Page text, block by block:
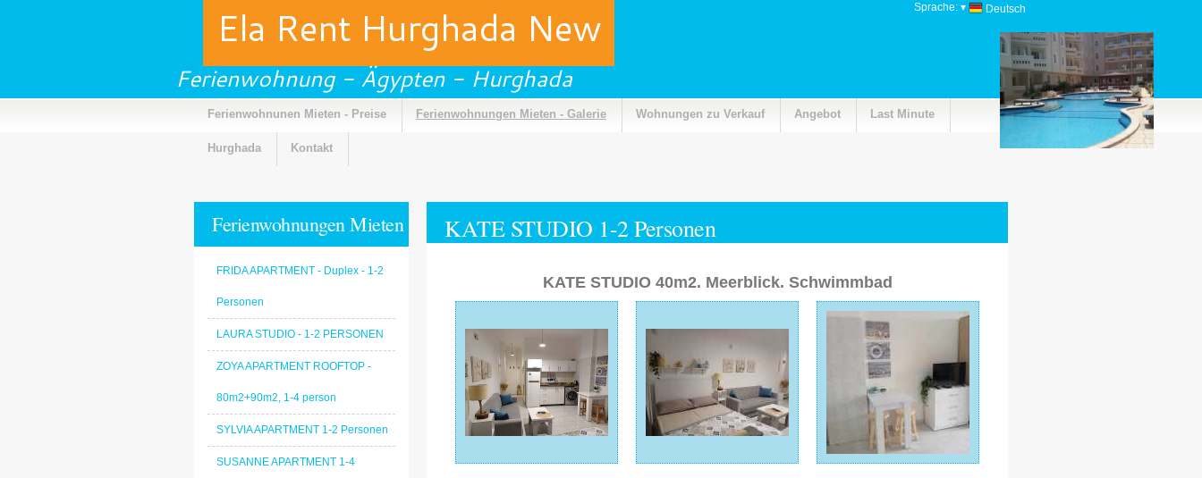
Ela Rent Hurghada New
Ferienwohnung - Ägypten - Hurghada
Ferienwohnunen Mieten - Preise Ferienwohnungen Mieten - Galerie Wohnungen zu Verkauf Angebot Last Minute
Hurghada Kontakt
Sprache: ▾ Deutsch
KATE STUDIO 1-2 Personen
KATE STUDIO 40m2. Meerblick. Schwimmbad
Ferienwohnungen Mieten
- Galerie
FRIDA APARTMENT - Duplex - 1-2
Personen
LAURA STUDIO - 1-2 PERSONEN
ZOYA APARTMENT ROOFTOP -
80m2+90m2, 1-4 person
SYLVIA APARTMENT 1-2 Personen
SUSANNE APARTMENT 1-4